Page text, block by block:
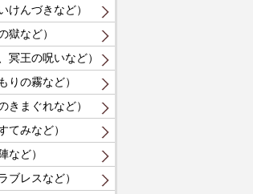
けんづきなど）
獄など）
冥王の呪いなど）
りの霧など）
きまぐれなど）
てみなど）
など）
ブレスなど）